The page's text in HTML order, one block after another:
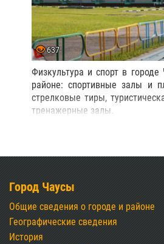
637
Физкультура и спорт в
районе: спортивные залы и
стрелковые тиры,
тренажерные залы.
Город Чаусы
Общие сведения о городе и районе
Географические сведения
История